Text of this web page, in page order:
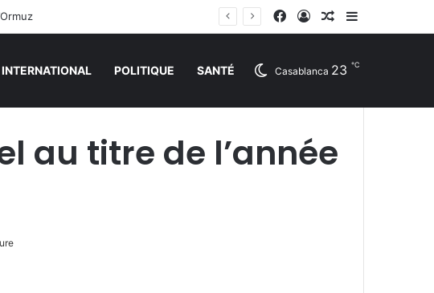
Facebook
Connexion
Article Aléatoire
Sidebar
INTERNATIONAL POLITIQUE SANTÉ Casablanca 23 ℃
au titre de l’année